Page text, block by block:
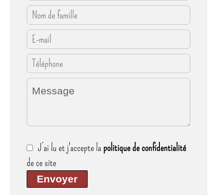
J’ai lu et j'accepte la politique de confidentialité
de ce site
Envoyer